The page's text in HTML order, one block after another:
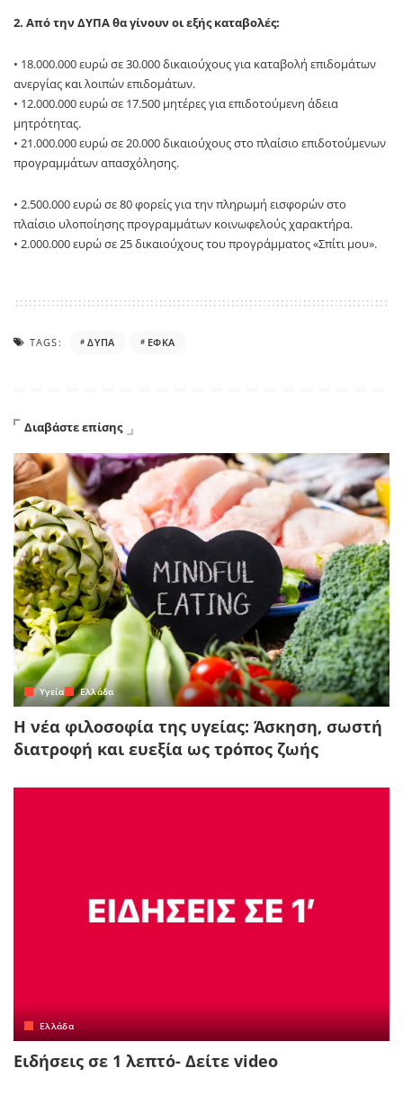
2. Από την ΔΥΠΑ θα γίνουν οι εξής καταβολές:
• 18.000.000 ευρώ σε 30.000 δικαιούχους για καταβολή επιδομάτων
ανεργίας και λοιπών επιδομάτων.
• 12.000.000 ευρώ σε 17.500 μητέρες για επιδοτούμενη άδεια
μητρότητας.
• 21.000.000 ευρώ σε 20.000 δικαιούχους στο πλαίσιο επιδοτούμενων
προγραμμάτων απασχόλησης.
• 2.500.000 ευρώ σε 80 φορείς για την πληρωμή εισφορών στο
πλαίσιο υλοποίησης προγραμμάτων κοινωφελούς χαρακτήρα.
• 2.000.000 ευρώ σε 25 δικαιούχους του προγράμματος «Σπίτι μου».
TAGS: ΔΥΠΑ ΕΦΚΑ
Διαβάστε επίσης
Yγεία Ελλάδα
Η νέα φιλοσοφία της υγείας: Άσκηση, σωστή
διατροφή και ευεξία ως τρόπος ζωής
Ελλάδα
Ειδήσεις σε 1 λεπτό- Δείτε video